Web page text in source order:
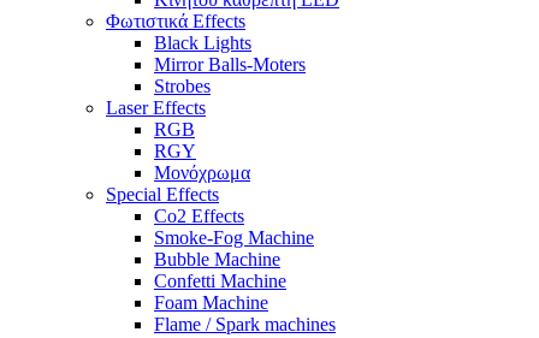
Φωτιστικά Effects
Black Lights
Mirror Balls-Moters
Strobes
Laser Effects
RGB
RGY
Μονόχρωμα
Special Effects
Co2 Effects
Smoke-Fog Machine
Bubble Machine
Confetti Machine
Foam Machine
Flame / Spark machines